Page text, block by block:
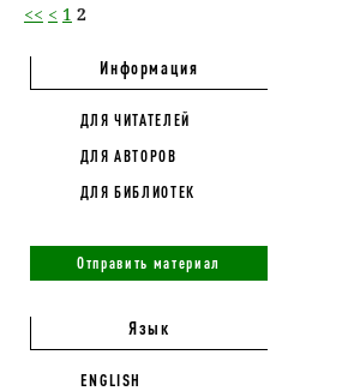
<< < 1 2
Информация
ДЛЯ ЧИТАТЕЛЕЙ
ДЛЯ АВТОРОВ
ДЛЯ БИБЛИОТЕК
Отправить материал
Язык
ENGLISH